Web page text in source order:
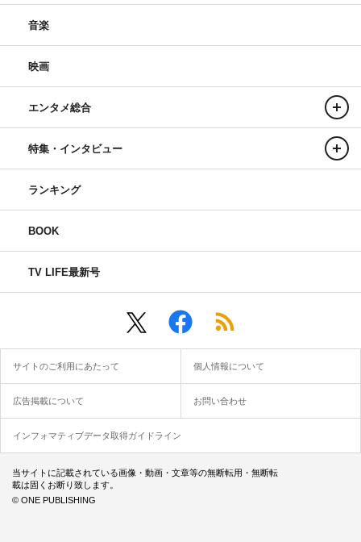
岩岡：今回振り付けをしていただいたYWKIさんのダンス
のスタイルがもともと好きで、Da-iCEを結成する前にレ
ッスンを受けに行っていたこともあったんです。それから
エイベックスでもレッスンを受けたりしていました。今回
初めて振り付けしていただいたので、何か縁を感じました
し、このタイミングで仕事として出会えたのがうれしかっ
たです。なので振りを見てほしいですね。
て言っていたのが、曲が上がってきた時にとても曲と声が
太田：僕の普段してきたレコーディングスタイルとはまた
違って、3人とも一緒にブースにいて代わる代わる歌って
がらディレクターさんがアイデアを出してくださいまし
た。「じゃあハモリこうしてみよう」とか、曲のテイスト
音楽
映画
エンタメ総合
特集・インタビュー
ランキング
BOOK
TV LIFE最新号
サイトのご利用にあたって 個人情報について
広告掲載について お問い合わせ
インフォマティブデータ取得ガイドライン
当サイトに記載されている画像・動画・文章等の無断転用・無断転
載は固くお断り致します。
© ONE PUBLISHING